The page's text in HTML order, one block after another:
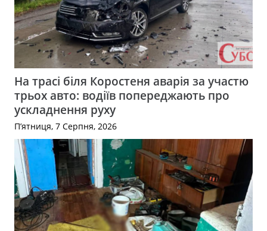
На трасі біля Коростеня аварія за участю
трьох авто: водіїв попереджають про
ускладнення руху
П’ятниця, 7 Серпня, 2026